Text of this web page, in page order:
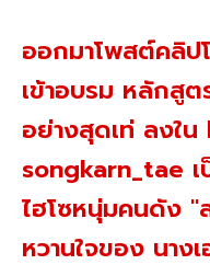
ออกมาโพสต์คลิป
เข้าอบรม หลักสู
อย่างสุดเท่ ลงใ
songkarn_tae เ
ไฮโซหนุ่มคนดัง "
หวานใจของ นา